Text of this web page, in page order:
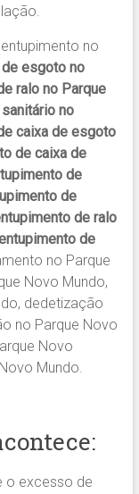
no
esgoto no
ralo no Parque
no
caixa de esgoto
de caixa de
de
de
de ralo
de
no Parque
Novo Mundo,
dedetização
no Parque Novo
Novo
Mundo.
o excesso de